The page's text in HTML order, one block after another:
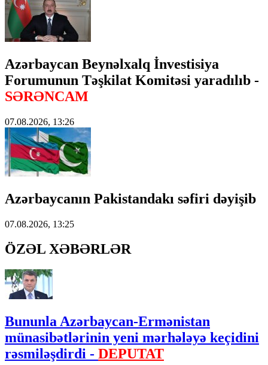
Azərbaycan Beynəlxalq İnvestisiya
Forumunun Təşkilat Komitəsi yaradılıb -
SƏRƏNCAM
07.08.2026, 13:26
Azərbaycanın Pakistandakı səfiri dəyişib
07.08.2026, 13:25
ÖZƏL XƏBƏRLƏR
Bununla Azərbaycan-Ermənistan
münasibətlərinin yeni mərhələyə keçidini
rəsmiləşdirdi - DEPUTAT